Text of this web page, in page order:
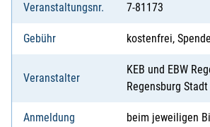
Veranstaltungsnr. 7-81173
Gebühr kostenfrei,
Veranstalter
KEB und EBW
Regensburg Stadt
Anmeldung beim jeweiligen